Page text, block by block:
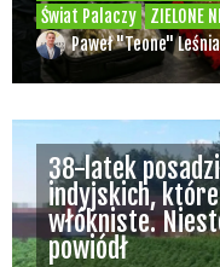
Świat Palaczy
ZIELONE
Paweł "Teone"
38-latek
indyjskich, które
włókniste.
powiódł